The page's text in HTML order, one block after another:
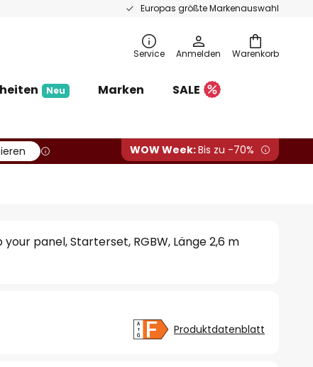
Europas größte Markenauswahl
Warenkorb
Service Anmelden
Neu Marken
SALE
WOW Week:Bis zu -70%
your panel, Starterset, RGBW, Länge 2,6 m
Produktdatenblatt